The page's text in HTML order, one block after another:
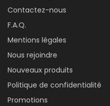
Contactez-nous
F.A.Q.
Mentions légales
Nous rejoindre
Nouveaux produits
Politique de confidentialité
Promotions